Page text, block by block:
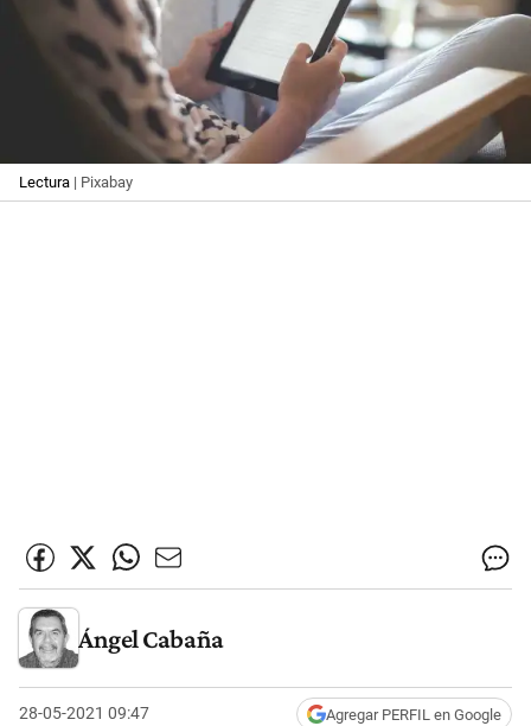
Lectura | Pixabay
Ángel Cabaña
28-05-2021 09:47 Agregar PERFIL en Google